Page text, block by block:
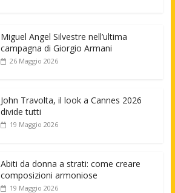
Miguel Angel Silvestre nell’ultima
campagna di Giorgio Armani
26 Maggio 2026
John Travolta, il look a Cannes 2026
divide tutti
19 Maggio 2026
Abiti da donna a strati: come creare
composizioni armoniose
19 Maggio 2026